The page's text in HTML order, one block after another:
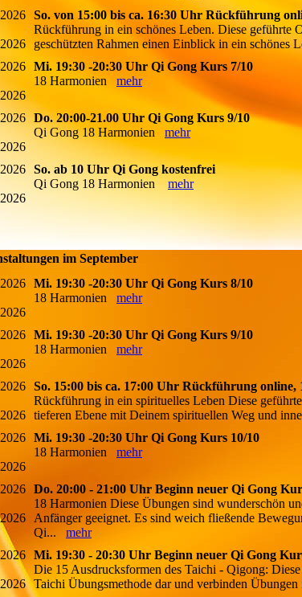
So. von 15:00 bis ca. 16:30 Uhr Rückführung
Rückführung in ein schönes Leben. Diese
geschützten Rahmen einen Einblick in ein schönes
Mi. 19:30 -20:30 Uhr Qi Gong Kurs 7/10
18 Harmonien mehr
Do. 20:00-21.00 Uhr Qi Gong Kurs 9/10
Qi Gong 18 Harmonien mehr
So. ab 10 Uhr Qi Gong kostenfrei
Qi Gong 18 Harmonien mehr
im September
Mi. 19:30 -20:30 Uhr Qi Gong Kurs 8/10
18 Harmonien mehr
Mi. 19:30 -20:30 Uhr Qi Gong Kurs 9/10
18 Harmonien mehr
So. 15:00 bis ca. 17:00 Uhr Rückführung online,
Rückführung in ein spirituelles Leben Diese
tieferen Ebene mit Deinem spirituellen Weg und
Mi. 19:30 -20:30 Uhr Qi Gong Kurs 10/10
18 Harmonien mehr
Do. 20:00 - 21:00 Uhr Beginn neuer Qi Gong
18 Harmonien Diese Übungen sind wunderschön
Anfänger geeignet. Es sind weich fließende
Qi... mehr
Mi. 19:30 - 20:30 Uhr Beginn neuer Qi Gong
Die 15 Ausdrucksformen des Taichi - Qigong:
Taichi Übungsmethode dar und verbinden